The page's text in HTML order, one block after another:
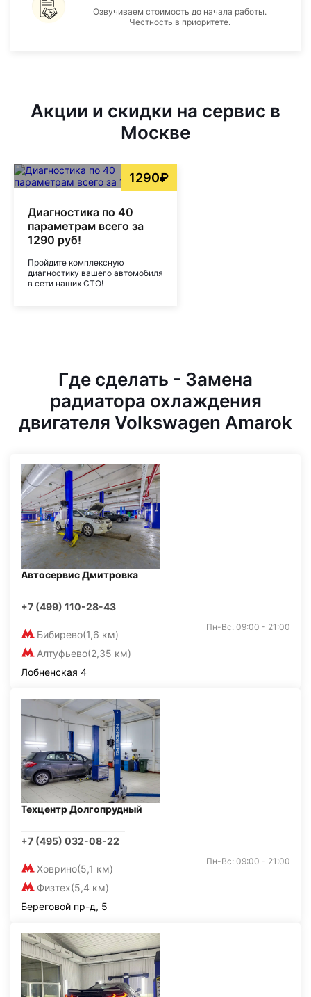
Озвучиваем стоимость до начала работы.
Честность в приоритете.
Акции и скидки на сервис в
Москве
1290₽
Диагностика по 40
параметрам всего за
1290 руб!
Пройдите комплексную
диагностику вашего автомобиля
в сети наших СТО!
Где сделать - Замена
радиатора охлаждения
двигателя Volkswagen Amarok
Автосервис Дмитровка
+7 (499) 110-28-43
Бибирево(1,6 км)
Алтуфьево(2,35 км)
Пн-Вс: 09:00 - 21:00
Лобненская 4
Техцентр Долгопрудный
+7 (495) 032-08-22
Ховрино(5,1 км)
Физтех(5,4 км)
Пн-Вс: 09:00 - 21:00
Береговой пр-д, 5